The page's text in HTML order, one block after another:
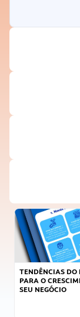
TENDÊNCIAS DO
PARA O
SEU NEGÓCIO